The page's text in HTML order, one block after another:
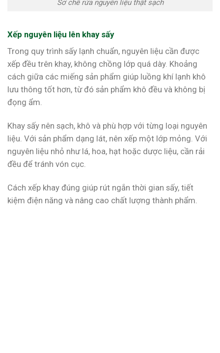
Sơ chế rửa nguyên liệu thật sạch
Xếp nguyên liệu lên khay sấy
Trong quy trình sấy lạnh chuẩn, nguyên liệu cần được
xếp đều trên khay, không chồng lớp quá dày. Khoảng
cách giữa các miếng sản phẩm giúp luồng khí lạnh khô
lưu thông tốt hơn, từ đó sản phẩm khô đều và không bị
đọng ẩm.
Khay sấy nên sạch, khô và phù hợp với từng loại nguyên
liệu. Với sản phẩm dạng lát, nên xếp một lớp mỏng. Với
nguyên liệu nhỏ như lá, hoa, hạt hoặc dược liệu, cần rải
đều để tránh vón cục.
Cách xếp khay đúng giúp rút ngắn thời gian sấy, tiết
kiệm điện năng và nâng cao chất lượng thành phẩm.